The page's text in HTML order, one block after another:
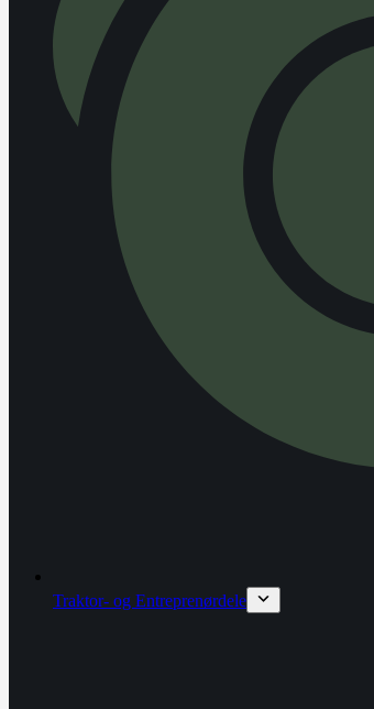
Traktor- og Entreprenørdele